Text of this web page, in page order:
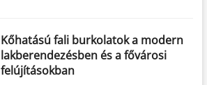
Kőhatású fali burkolatok a modern
lakberendezésben és a fővárosi
felújításokban